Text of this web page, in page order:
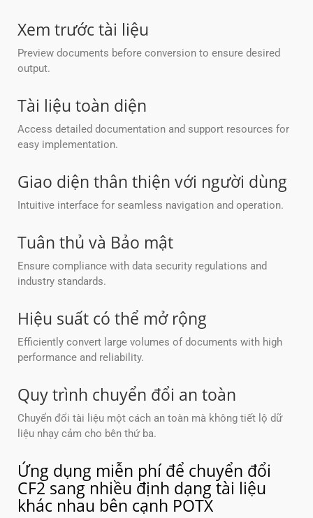
Xem trước tài liệu
Preview documents before conversion to ensure desired
output.
Tài liệu toàn diện
Access detailed documentation and support resources for
easy implementation.
Giao diện thân thiện với người dùng
Intuitive interface for seamless navigation and operation.
Tuân thủ và Bảo mật
Ensure compliance with data security regulations and
industry standards.
Hiệu suất có thể mở rộng
Efficiently convert large volumes of documents with high
performance and reliability.
Quy trình chuyển đổi an toàn
Chuyển đổi tài liệu một cách an toàn mà không tiết lộ dữ
liệu nhạy cảm cho bên thứ ba.
Ứng dụng miễn phí để chuyển đổi
CF2 sang nhiều định dạng tài liệu
khác nhau bên cạnh POTX